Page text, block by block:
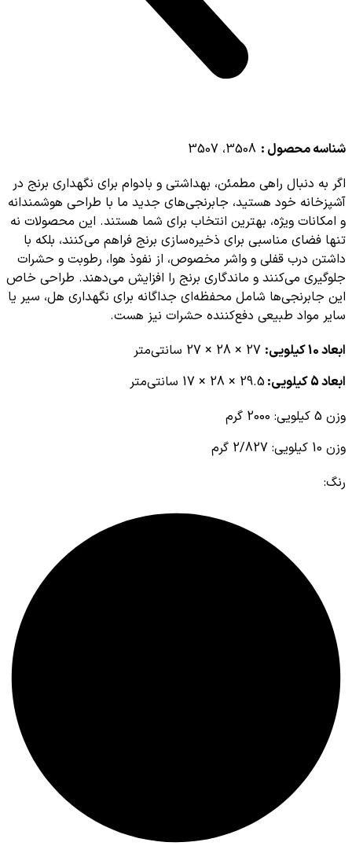
شناسه محصول : 3508، 3507
اگر به دنبال راهی مطمئن، بهداشتی و بادوام برای نگهداری برنج در
آشپزخانه خود هستید، جابرنجی‌های جدید ما با طراحی هوشمندانه
و امکانات ویژه، بهترین انتخاب برای شما هستند. این محصولات نه
تنها فضای مناسبی برای ذخیره‌سازی برنج فراهم می‌کنند، بلکه با
داشتن درب قفلی و واشر مخصوص، از نفوذ هوا، رطوبت و حشرات
جلوگیری می‌کنند و ماندگاری برنج را افزایش می‌دهند. طراحی خاص
این جابرنجی‌ها شامل محفظه‌ای جداگانه برای نگهداری هل، سیر یا
سایر مواد طبیعی دفع‌کننده حشرات نیز هست.
ابعاد 10 کیلویی:
ابعاد 5 کیلویی:
29.5 × 28 × 17 سانتی‌متر
وزن 5 کیلویی: 2000 گرم
وزن 10 کیلویی: 2/827 گرم
رنگ: